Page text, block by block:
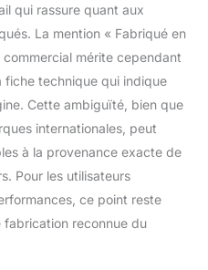
louche, boîte de
accès à
réalisés en
par un laboratoire
en
avec les
ISO 3744 et
60704 sur le top 12
robots cuiseurs les
vendus en
classés par un
qui rassure quant aux
La mention « Fabriqué en
mérite cependant
fiche technique qui indique
Cette ambiguïté, bien que
internationales, peut
à la provenance exacte de
Pour les utilisateurs
ce point reste
reconnue du